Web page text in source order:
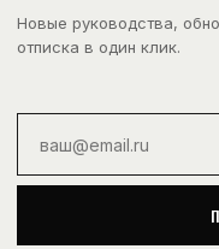
Новые руководства,
отписка в один клик.